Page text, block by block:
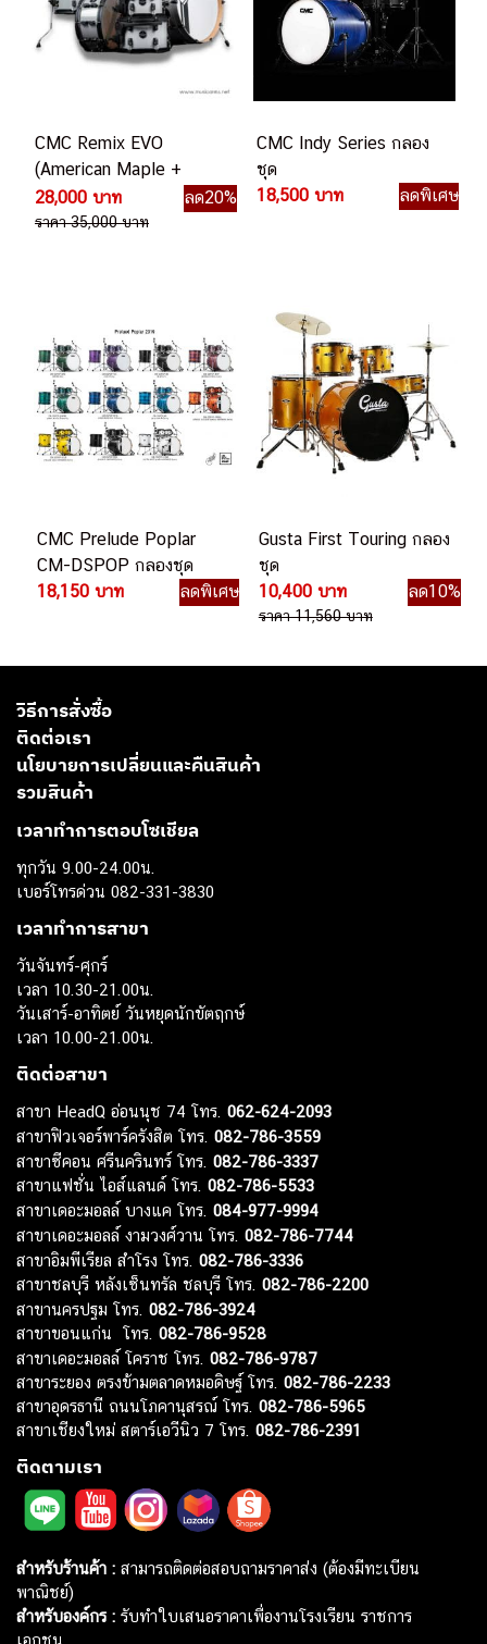
CMC Remix EVO
(American Maple +
European Birch) กลองชุด
28,000 บาท ลด20%
ราคา 35,000 บาท
CMC Indy Series กลอง
ชุด
18,500 บาท
ลดพิเศษ
CMC Prelude Poplar
CM-DSPOP กลองชุด
18,150 บาท
ลดพิเศษ
Gusta First Touring กลอง
ชุด
10,400 บาท
ลด10%
ราคา 11,560 บาท
วิธีการสั่งซื้อ
ติดต่อเรา
นโยบายการเปลี่ยนและคืนสินค้า
รวมสินค้า
เวลาทำการตอบโซเชียล
ทุกวัน 9.00-24.00น.
เบอร์โทรด่วน 082-331-3830
เวลาทำการสาขา
วันจันทร์-ศุกร์
เวลา 10.30-21.00น.
วันเสาร์-อาทิตย์ วันหยุดนักขัตฤกษ์
เวลา 10.00-21.00น.
ติดต่อสาขา
สาขา HeadQ อ่อนนุช 74 โทร. 062-624-2093
สาขาฟิวเจอร์พาร์ครังสิต โทร. 082-786-3559
สาขาซีคอน ศรีนครินทร์ โทร. 082-786-3337
สาขาแฟชั่น ไอส์แลนด์ โทร. 082-786-5533
สาขาเดอะมอลล์ บางแค โทร. 084-977-9994
สาขาเดอะมอลล์ งามวงศ์วาน โทร. 082-786-7744
สาขาอิมพีเรียล สำโรง โทร. 082-786-3336
สาขาชลบุรี หลังเซ็นทรัล ชลบุรี โทร. 082-786-2200
สาขานครปฐม โทร. 082-786-3924
สาขาขอนแก่น โทร. 082-786-9528
สาขาเดอะมอลล์ โคราช โทร. 082-786-9787
สาขาระยอง ตรงข้ามตลาดหมอดิษฐ์ โทร. 082-786-2233
สาขาอุดรธานี ถนนโภคานุสรณ์ โทร. 082-786-5965
สาขาเชียงใหม่ สตาร์เอวีนิว 7 โทร. 082-786-2391
ติดตามเรา
สำหรับร้านค้า : สามารถติดต่อสอบถามราคาส่ง (ต้องมีทะเบียน
พาณิชย์)
สำหรับองค์กร : รับทำใบเสนอราคาเพื่องานโรงเรียน ราชการ
เอกชน